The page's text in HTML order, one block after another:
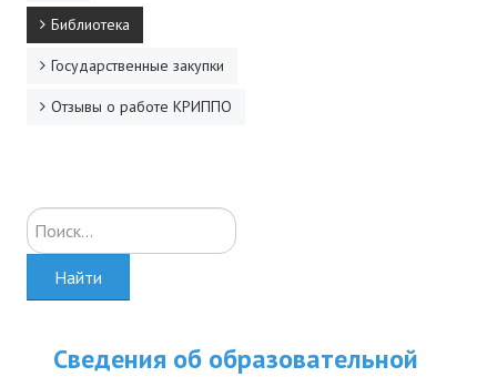
КОНТАКТЫ
Библиотека
Государственные закупки
Отзывы о работе КРИППО
Искать...
Найти
Сведения об образовательной